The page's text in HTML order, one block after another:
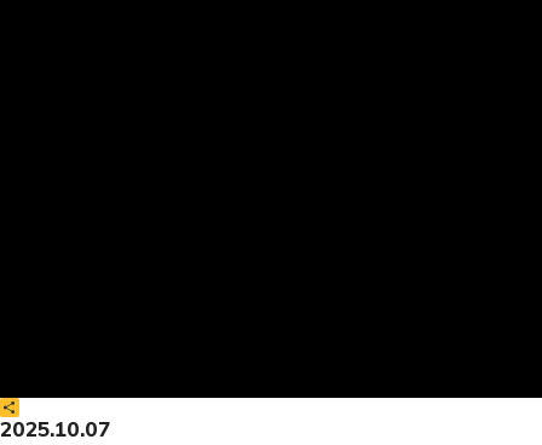
Dela
2025.10.07